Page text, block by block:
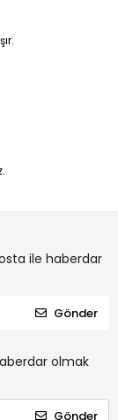
ile haberdar
Gönder
olmak
Gönder